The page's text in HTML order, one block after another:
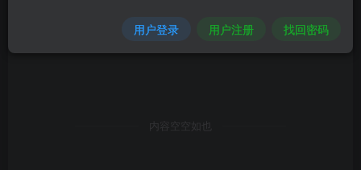
内容空空如也
用户登录 用户注册 找回密码